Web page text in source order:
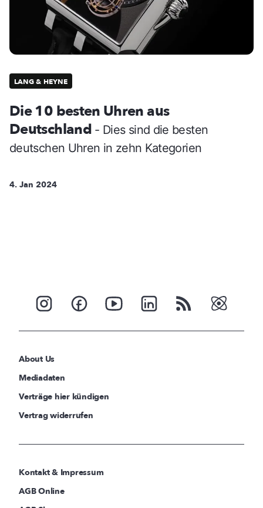
LANG & HEYNE
Die 10 besten Uhren aus
Deutschland - Dies sind die besten
deutschen Uhren in zehn Kategorien
4. Jan 2024
About Us
Mediadaten
Verträge hier kündigen
Vertrag widerrufen
Kontakt & Impressum
AGB Online